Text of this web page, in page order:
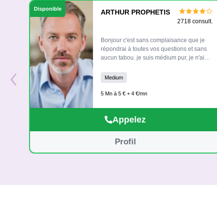
‹
Disponible ARTHUR PROPHETIS
2718 consult.
Bonjour c'est sans complaisance que je
répondrai à toutes vos questions et sans
aucun tabou. je suis médium pur, je n'ai
et de votre date de naissance. Je vous
attends avec plaisir, à tout de suite.
Medium
5 Mn à 5 € + 4 €/mn
Appelez
Profil